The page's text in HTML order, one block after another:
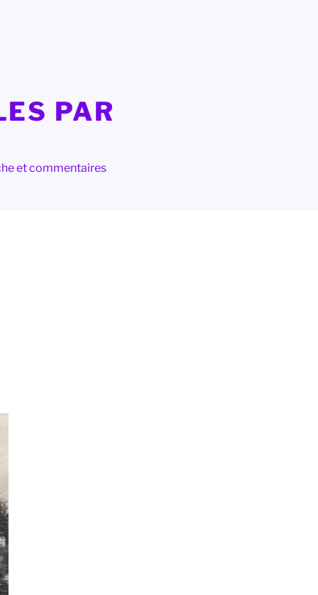
PAR
et commentaires